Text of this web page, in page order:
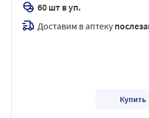
60 шт в уп.
Доставим в аптеку
Купить